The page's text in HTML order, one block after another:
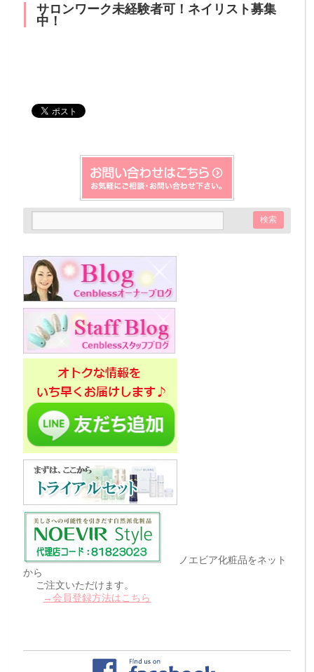
サロンワーク未経験者可！ネイリスト募集
中！
ノエビア化粧品をネット
から
ご注文いただけます。
→会員登録方法はこちら